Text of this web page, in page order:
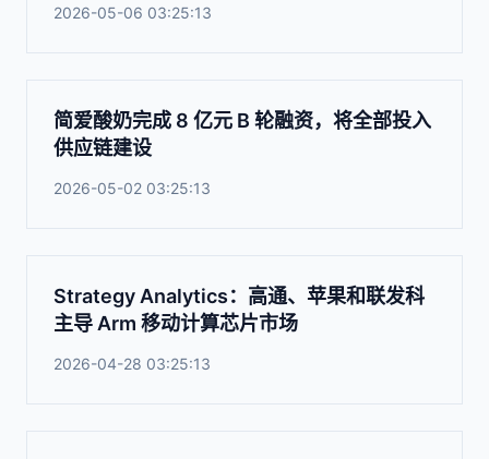
2026-05-06 03:25:13
简爱酸奶完成 8 亿元 B 轮融资，将全部投入
供应链建设
2026-05-02 03:25:13
Strategy Analytics：高通、苹果和联发科
主导 Arm 移动计算芯片市场
2026-04-28 03:25:13